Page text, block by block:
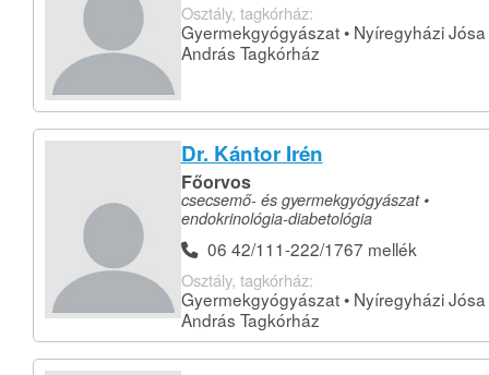
Osztály, tagkórház:
Gyermekgyógyászat • Nyíregyházi Jósa
András Tagkórház
Dr. Kántor Irén
Főorvos
csecsemő- és gyermekgyógyászat •
endokrinológia-diabetológia
06 42/111-222/1767 mellék
Osztály, tagkórház:
Gyermekgyógyászat • Nyíregyházi Jósa
András Tagkórház